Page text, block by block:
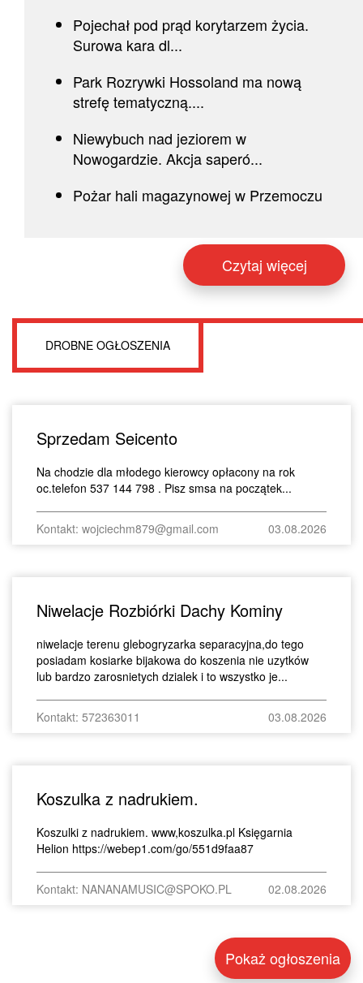
Pojechał pod prąd korytarzem życia.
Surowa kara dl...
Park Rozrywki Hossoland ma nową
strefę tematyczną....
Niewybuch nad jeziorem w
Nowogardzie. Akcja saperó...
Pożar hali magazynowej w Przemoczu
Czytaj więcej
DROBNE OGŁOSZENIA
Sprzedam Seicento
Na chodzie dla młodego kierowcy opłacony na rok
oc.telefon 537 144 798 . Pisz smsa na początek...
Kontakt: wojciechm879@gmail.com 03.08.2026
Niwelacje Rozbiórki Dachy Kominy
niwelacje terenu glebogryzarka separacyjna,do tego
posiadam kosiarke bijakowa do koszenia nie uzytków
lub bardzo zarosnietych dzialek i to wszystko je...
Kontakt: 572363011 03.08.2026
Koszulka z nadrukiem.
Koszulki z nadrukiem. www,koszulka.pl Księgarnia
Helion https://webep1.com/go/551d9faa87
Kontakt: NANANAMUSIC@SPOKO.PL 02.08.2026
Pokaż ogłoszenia